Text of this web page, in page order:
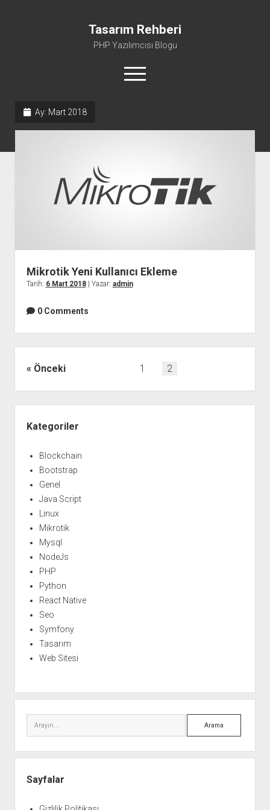
Tasarım Rehberi
PHP Yazılımcısı Blogu
menüyü
aç
Ay: Mart 2018
Mikrotik Yeni Kullanıcı Ekleme
Tarih: 6 Mart 2018| Yazar: admin
0 Comments
YazıÖnceki 1 2
Menü
Kategoriler
Blockchain
Bootstrap
Genel
Java Script
Linux
Mikrotik
Mysql
NodeJs
PHP
Python
React Native
Seo
Symfony
Tasarım
Web Sitesi
Arama
Sayfalar